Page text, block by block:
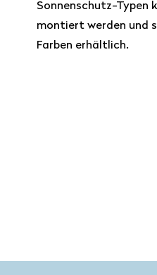
Sonnenschutz-Typen
montiert werden und
Farben erhältlich.